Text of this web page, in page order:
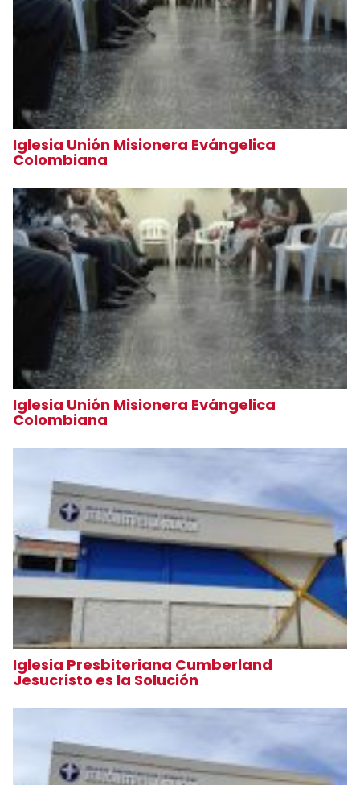
Iglesia Unión Misionera Evángelica
Colombiana
Iglesia Unión Misionera Evángelica
Colombiana
Iglesia Presbiteriana Cumberland
Jesucristo es la Solución